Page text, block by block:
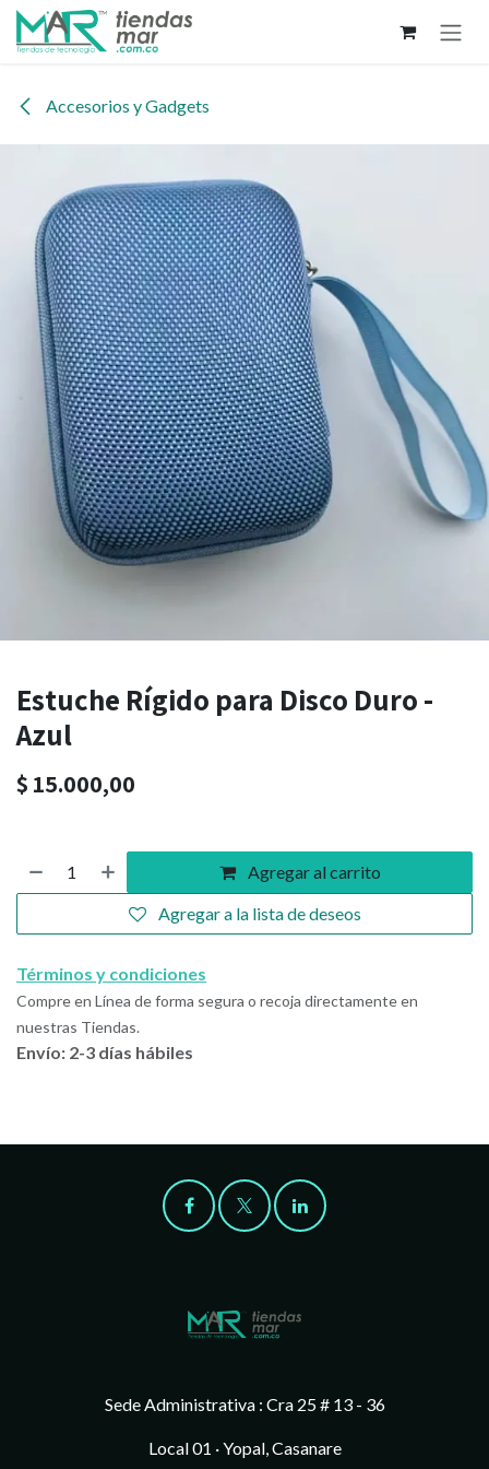
Ir al contenido
Accesorios y Gadgets
Estuche Rígido para Disco Duro -
Azul
$ 15.000,00
Agregar al carrito
Agregar a la lista de deseos
Términos y condiciones
Compre en Línea de forma segura o recoja directamente en
nuestras Tiendas.
Envío: 2-3 días hábiles
Sede Administrativa : Cra 25 # 13 - 36
Local 01 · Yopal, Casanare